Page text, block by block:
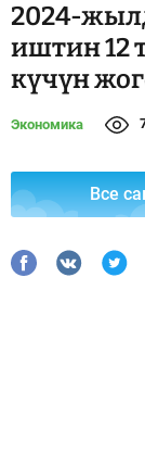
2024-
иштин 12
күчүн
Экономика
Все